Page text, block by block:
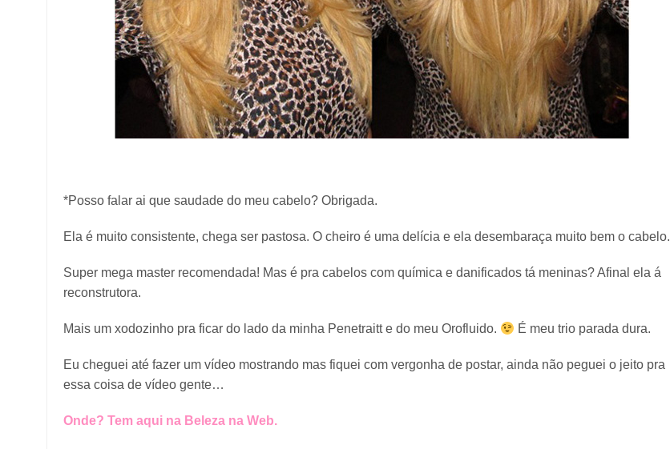
*Posso falar ai que saudade do meu cabelo? Obrigada.
Ela é muito consistente, chega ser pastosa. O cheiro é uma delícia e ela desembaraça muito bem o cabelo.
Super mega master recomendada! Mas é pra cabelos com química e danificados tá meninas? Afinal ela á
reconstrutora.
Mais um xodozinho pra ficar do lado da minha Penetraitt e do meu Orofluido. É meu trio parada dura.
Eu cheguei até fazer um vídeo mostrando mas fiquei com vergonha de postar, ainda não peguei o jeito pra
essa coisa de vídeo gente…
Onde? Tem aqui na Beleza na Web.